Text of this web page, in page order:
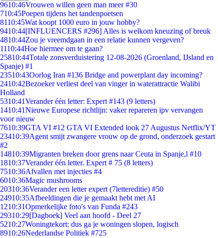
9610:46Vrouwen willen geen man meer #30
710:45Poepen tijdens het tandenpoetsen
8110:45Wat koopt 1000 euro in jouw hobby?
9410:44[INFLUENCERS #296] Alles is welkom kneuzing of breuk
4810:44Zou je vreemdgaan in een relatie kunnen vergeven?
1110:44Hoe hiermee om te gaan?
25810:44Totale zonsverduistering 12-08-2026 (Groenland, IJsland en
Spanje) #1
23510:43Oorlog Iran #136 Bridge and powerplant day incoming?
2410:42Bezoeker verliest deel van vinger in waterattractie Walibi
Holland
5310:41Verander één letter: Expert #143 (9 letters)
1410:41Nieuwe Europese richtlijn: vaker repareren ipv vervangen
voor nieuw
7610:39GTA VI #12 GTA VI Extended look 27 Augustus Netflix/YT
23410:39Agent smijt zwangere vrouw op de grond, onderzoek gestart
#2
14810:39Migranten breken door grens naar Ceuta in Spanje,l #10
1810:37Verander één letter. Expert # 75 (8 letters)
7510:36Afvallen met injecties #4
6010:36Magic mushrooms
20310:36Verander een letter expert (7lettereditie) #50
24910:35Afbeeldingen die je gemaakt hebt met AI
1210:31Opmerkelijke foto's van Funda #243
29310:29[Dagboek] Veel aan hoofd - Deel 27
5210:27Woningtekort: dus ga je woningen slopen, logisch
8910:26Nederlandse Politiek #725